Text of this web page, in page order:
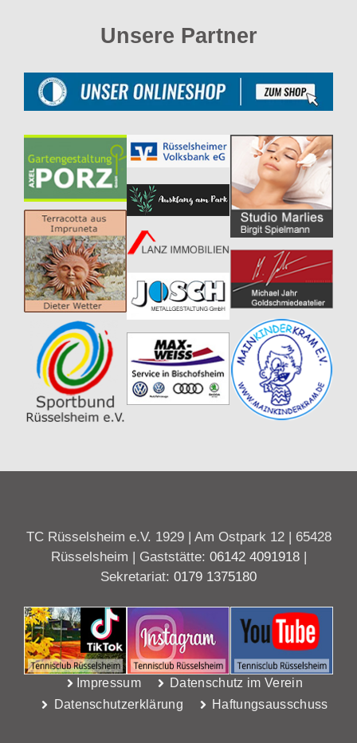
Unsere Partner
TC Rüsselsheim e.V. 1929 | Am Ostpark 12 | 65428
Rüsselsheim | Gaststätte: 06142 4091918|
Sekretariat: 0179 1375180
Impressum
Datenschutz im Verein
Datenschutzerklärung
Haftungsausschuss